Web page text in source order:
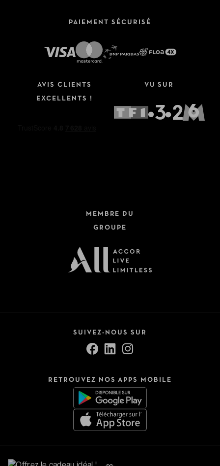
PAIEMENT SÉCURISÉ
AVIS CLIENTS
EXCELLENTS !
VU SUR
MEMBRE DU
GROUPE
SUIVEZ-NOUS SUR
RETROUVEZ NOS APPS MOBILE